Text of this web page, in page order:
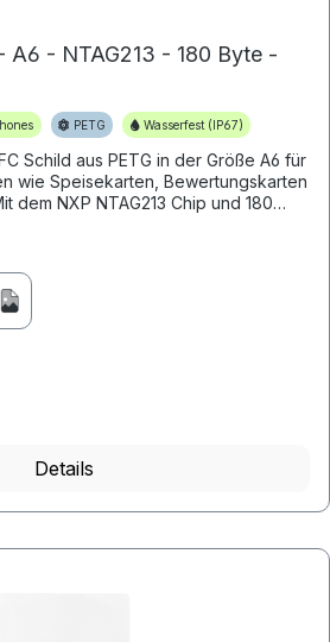
A6 - NTAG213 - 180 Byte -
PETG Wasserfest (IP67)
Schild aus PETG in der Größe A6 für
wie Speisekarten, Bewertungskarten
dem NXP NTAG213 Chip und 180
Details